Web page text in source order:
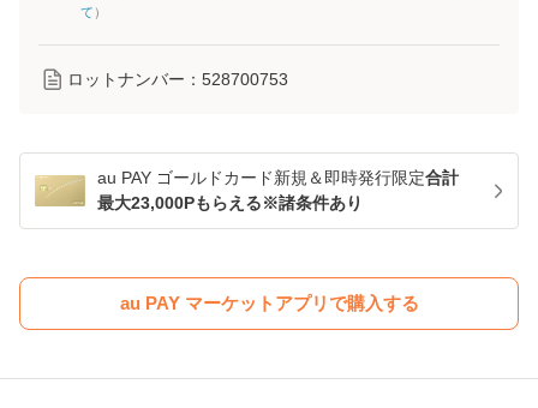
て ）
ロットナンバー： 528700753
au PAY ゴールドカード新規＆即時発行限定合計
最大23,000Pもらえる※諸条件あり
au PAY マーケットアプリで購入する